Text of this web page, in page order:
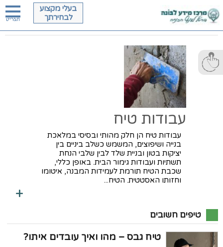
בעלי מקצוע
לבחירתך
עבודות טיח
עבודות טיח הן חלק מהותי ובסיסי במלאכת
בנייה ושיפוצים, המשמש כשלב ביניים בין
יציקות בטון ובניית שלד לבין שלבי הנחת
תשתיות ועבודות גימור הבית. באופן כללי,
שכבת הטיח תורמת לעמידות המבנה, איטומו
וחזותו האסטטית. הטיח...
+
טיפים חשובים
טיח גבס – מהו ואיך עובדים איתו?